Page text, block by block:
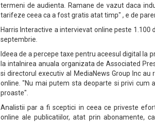
termeni de audienta. Ramane de vazut daca
tarifeze ceea ca a fost gratis atat timp" , e de
Harris Interactive a intervievat online peste
septembrie.
Ideea de a percepe taxe pentru aceesul digital la
la intalnirea anuala organizata de Associated
si directorul executiv al MediaNews Group Inc
online. "Nu mai putem sta deoparte si privi cum
proaste".
Analistii par a fi sceptici in ceea ce priveste
online ale publicatiilor, atat prin abonamente,